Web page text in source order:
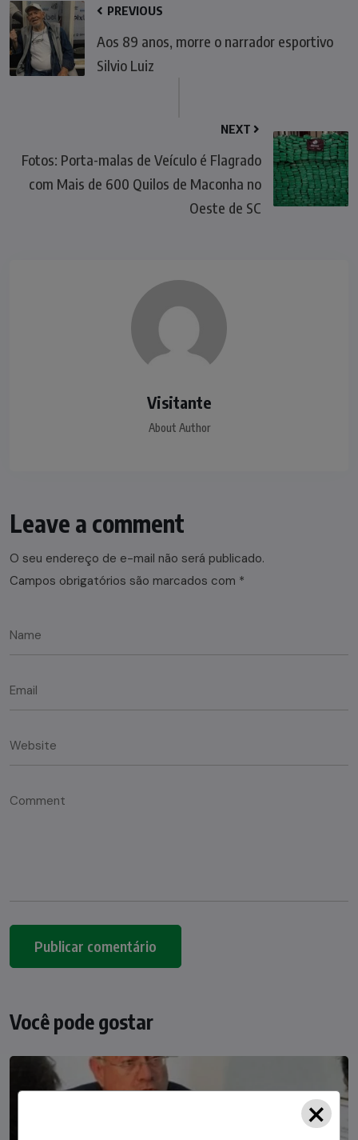
PREVIOUS
Aos 89 anos, morre o narrador esportivo
Silvio Luiz
NEXT
Fotos: Porta-malas de Veículo é Flagrado
com Mais de 600 Quilos de Maconha no
Oeste de SC
Visitante
About Author
Leave a comment
O seu endereço de e-mail não será publicado.
Campos obrigatórios são marcados com *
Você pode gostar
×